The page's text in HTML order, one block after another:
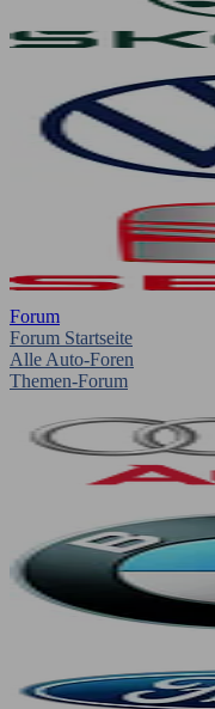
Forum
Forum Startseite
Alle Auto-Foren
Themen-Forum